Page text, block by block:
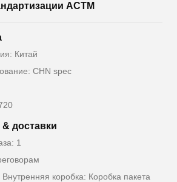
АСТМ
Китай
CHN spec
доставки
1
коробка: Коробка пакета